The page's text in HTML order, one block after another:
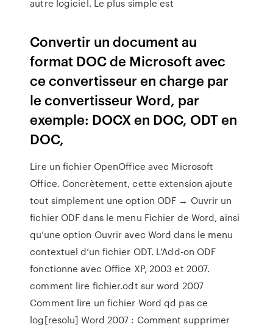
autre logiciel. Le plus simple est
Convertir un document au
format DOC de Microsoft avec
ce convertisseur en charge par
le convertisseur Word, par
exemple: DOCX en DOC, ODT en
DOC,
Lire un fichier OpenOffice avec Microsoft
Office. Concrètement, cette extension ajoute
tout simplement une option ODF → Ouvrir un
fichier ODF dans le menu Fichier de Word, ainsi
qu’une option Ouvrir avec Word dans le menu
contextuel d’un fichier ODT. L’Add-on ODF
fonctionne avec Office XP, 2003 et 2007.
comment lire fichier.odt sur word 2007
Comment lire un fichier Word qd pas ce
log[resolu] Word 2007 : Comment supprimer